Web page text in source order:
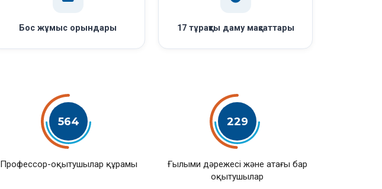
Бос жұмыс орындары 17 тұрақты даму мақсаттары
564
Профессор-оқытушылар құрамы
229
Ғылыми дәрежесі және атағы бар
оқытушылар